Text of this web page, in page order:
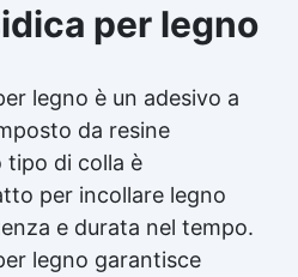
per legno
legno è un adesivo a
da resine
tipo di colla è
per incollare legno
e durata nel tempo.
legno garantisce